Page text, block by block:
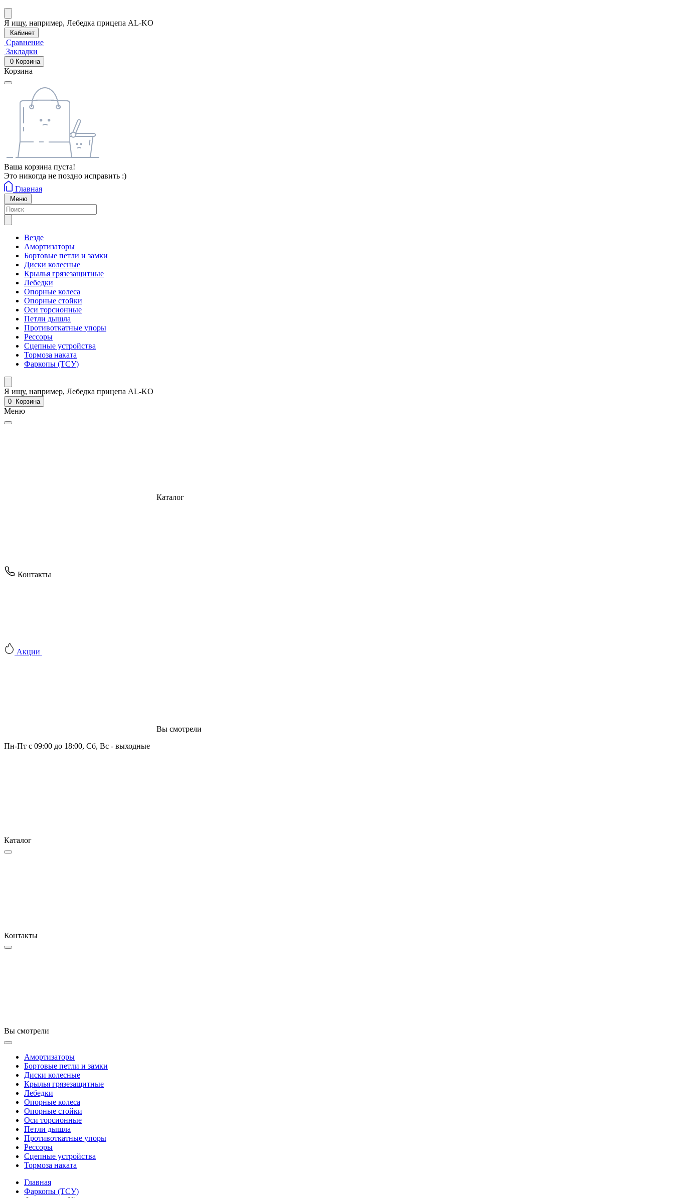
Я ищу, например, Лебедка прицепа AL-KO
Кабинет
Сравнение
Закладки
0 Корзина
Корзина
Ваша корзина пуста!
Это никогда не поздно исправить :)
Главная
Меню
Везде
Амортизаторы
Бортовые петли и замки
Диски колесные
Крылья грязезащитные
Лебедки
Опорные колеса
Опорные стойки
Оси торсионные
Петли дышла
Противоткатные упоры
Рессоры
Сцепные устройства
Тормоза наката
Фаркопы (ТСУ)
Я ищу, например, Лебедка прицепа AL-KO
0 Корзина
Меню
Каталог
Контакты
Акции
Вы смотрели
Пн-Пт с 09:00 до 18:00, Сб, Вс - выходные
Каталог
Контакты
Вы смотрели
Амортизаторы
Бортовые петли и замки
Диски колесные
Крылья грязезащитные
Лебедки
Опорные колеса
Опорные стойки
Оси торсионные
Петли дышла
Противоткатные упоры
Рессоры
Сцепные устройства
Тормоза наката
Главная
Фаркопы (ТСУ)